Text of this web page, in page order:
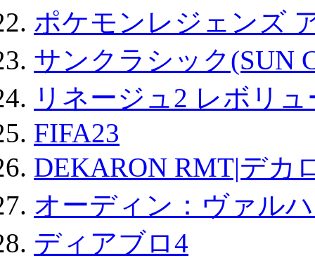
ポケモンレジェンズ
サンクラシック(SUN
リネージュ2 レボリ
FIFA23
DEKARON RMT|デカ
オーディン：ヴァル
ディアブロ4